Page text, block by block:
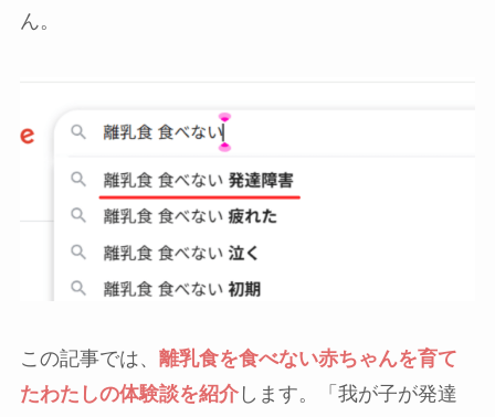
ん。
この記事では、 離乳食を食べない赤ちゃんを育て
たわたしの体験談を紹介します。「我が子が発達